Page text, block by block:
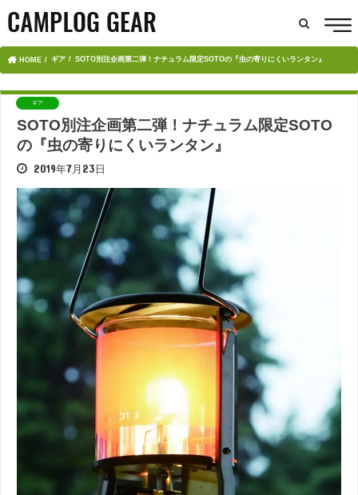
HOME ギア SOTO別注企画第二弾！ナチュラム限定SOTOの『虫の寄りにくいランタン』
ギア
SOTO別注企画第二弾！ナチュラム限定SOTO
の『虫の寄りにくいランタン』
2019年7月23日